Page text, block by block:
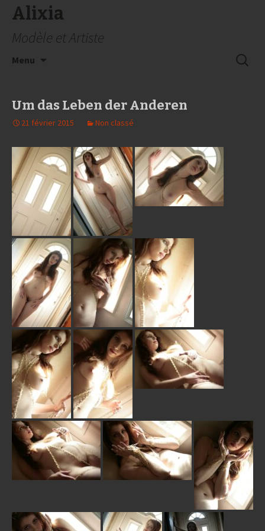
Alixia
Modèle et Artiste
Menu
Um das Leben der Anderen
21 février 2015 Non classé